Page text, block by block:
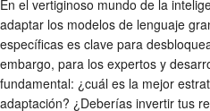
En el vertiginoso mundo de la
adaptar los modelos de lenguaje
específicas es clave para
embargo, para los expertos y
fundamental: ¿cuál es la mejor
adaptación? ¿Deberías invertir tus